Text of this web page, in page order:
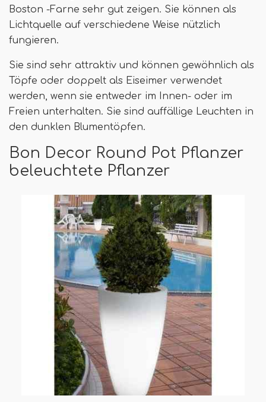
Boston -Farne sehr gut zeigen. Sie können als
Lichtquelle auf verschiedene Weise nützlich
fungieren.
Sie sind sehr attraktiv und können gewöhnlich als
Töpfe oder doppelt als Eiseimer verwendet
werden, wenn sie entweder im Innen- oder im
Freien unterhalten. Sie sind auffällige Leuchten in
den dunklen Blumentöpfen.
Bon Decor Round Pot Pflanzer
beleuchtete Pflanzer